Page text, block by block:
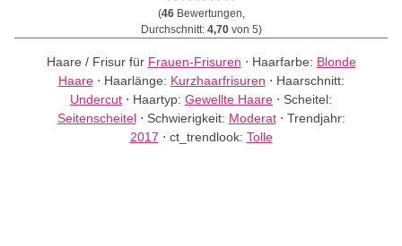
(46Bewertungen,
Durchschnitt: 4,70von 5)
Haare / Frisur für Frauen-Frisuren ⋅ Haarfarbe: Blonde
Haare⋅ Haarlänge: Kurzhaarfrisuren ⋅ Haarschnitt:
Undercut ⋅ Haartyp: Gewellte Haare ⋅ Scheitel:
Seitenscheitel⋅ Schwierigkeit: Moderat⋅ Trendjahr:
2017 ⋅ ct_trendlook: Tolle